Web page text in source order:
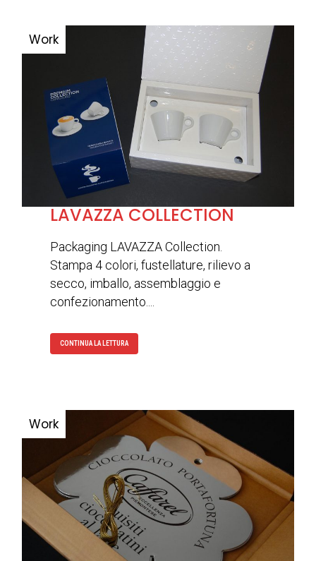
LAVAZZA COLLECTION
Packaging LAVAZZA Collection.
Stampa 4 colori, fustellature, rilievo a
secco, imballo, assemblaggio e
confezionamento....
CONTINUA LA LETTURA